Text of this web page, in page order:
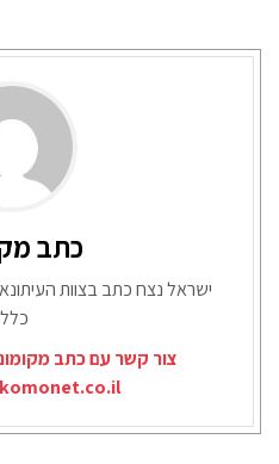
כתב
ישראל נצח כתב בצוות
צור קשר עם כתב